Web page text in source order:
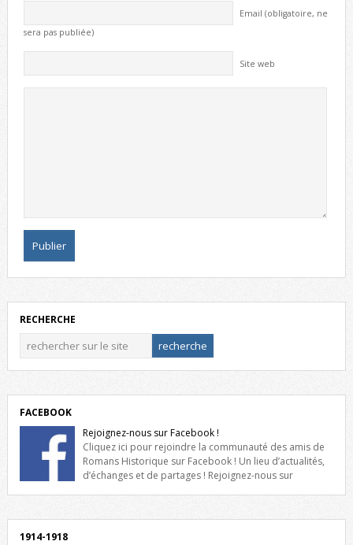
Email (obligatoire, ne
sera pas publiée)
Site web
RECHERCHE
FACEBOOK
Rejoignez-nous sur Facebook !
Cliquez ici pour rejoindre la communauté des amis de
Romans Historique sur Facebook ! Un lieu d’actualités,
d’échanges et de partages ! Rejoignez-nous sur
1914-1918